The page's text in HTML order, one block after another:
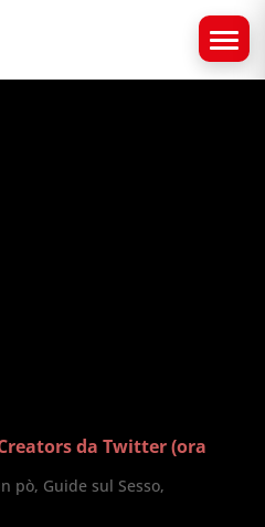
da Twitter (ora
pò, Guide sul Sesso,